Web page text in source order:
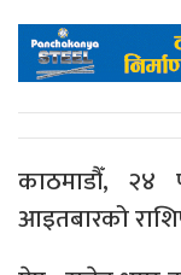
काठमाडौँ,
आइतबारको